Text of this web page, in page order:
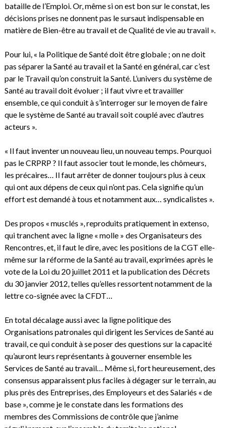
bataille de l’Emploi. Or, même si on est bon sur le constat, les
décisions prises ne donnent pas le sursaut indispensable en
matière de Bien-être au travail et de Qualité de vie au travail ».
Pour lui, « la Politique de Santé doit être globale ; on ne doit
pas séparer la Santé au travail et la Santé en général, car c’est
par le Travail qu’on construit la Santé. L’univers du système de
Santé au travail doit évoluer ; il faut vivre et travailler
ensemble, ce qui conduit à s’interroger sur le moyen de faire
que le système de Santé au travail soit couplé avec d’autres
acteurs ».
« Il faut inventer un nouveau lieu, un nouveau temps. Pourquoi
pas le CRPRP ? Il faut associer tout le monde, les chômeurs,
les précaires… Il faut arrêter de donner toujours plus à ceux
qui ont aux dépens de ceux qui n’ont pas. Cela signifie qu’un
effort est demandé à tous et notamment aux… syndicalistes ».
Des propos « musclés », reproduits pratiquement in extenso,
qui tranchent avec la ligne « molle » des Organisateurs des
Rencontres, et, il faut le dire, avec les positions de la CGT elle-
même sur la réforme de la Santé au travail, exprimées après le
vote de la Loi du 20 juillet 2011 et la publication des Décrets
du 30 janvier 2012, telles qu’elles ressortent notamment de la
lettre co-signée avec la CFDT…
En total décalage aussi avec la ligne politique des
Organisations patronales qui dirigent les Services de Santé au
travail, ce qui conduit à se poser des questions sur la capacité
qu’auront leurs représentants à gouverner ensemble les
Services de Santé au travail… Même si, fort heureusement, des
consensus apparaissent plus faciles à dégager sur le terrain, au
plus près des Entreprises, des Employeurs et des Salariés « de
base », comme je le constate dans les formations des
membres des Commissions de contrôle que j’anime